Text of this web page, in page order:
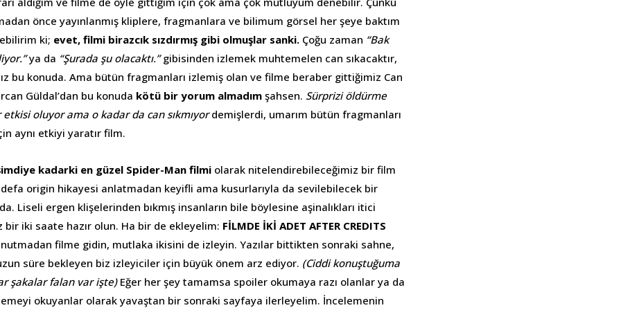
önce yayınlanmış kliplere, fragmanlara ve bilimum görsel her şeye baktım
ki; evet, filmi birazcık sızdırmış gibi olmuşlar sanki. Çoğu zaman “Bak
ya da “Şurada şu olacaktı.”gibisinden izlemek muhtemelen can sıkacaktır,
bu konuda. Ama bütün fragmanları izlemiş olan ve filme beraber gittiğimiz Can
Güldal’dan bu konuda kötü bir yorum almadım şahsen. Sürprizi öldürme
oluyor ama o kadar da can sıkmıyordemişlerdi, umarım bütün fragmanları
aynı etkiyi yaratır film.
kadarki en güzel Spider-Man filmi olarak nitelendirebileceğimiz bir film
origin hikayesi anlatmadan keyifli ama kusurlarıyla da sevilebilecek bir
Liseli ergen klişelerinden bıkmış insanların bile böylesine aşinalıkları itici
bir iki saate hazır olun. Ha bir de ekleyelim: FİLMDE İKİ ADET AFTER CREDITS
filme gidin, mutlaka ikisini de izleyin. Yazılar bittikten sonraki sahne,
süre bekleyen biz izleyiciler için büyük önem arz ediyor. (Ciddi konuştuğuma
şakalar falan var işte)Eğer her şey tamamsa spoiler okumaya razı olanlar ya da
okuyanlar olarak yavaştan bir sonraki sayfaya ilerleyelim. İncelemenin